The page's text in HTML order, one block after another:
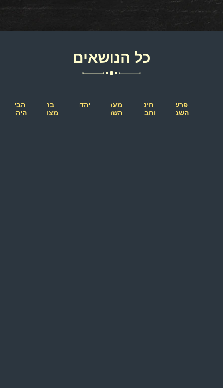
כל הנושאים
פרשת
השבוע
חינוך
וחברה
מעגל
השנה
יהדות
בת
מצווה
הבית
היהודי